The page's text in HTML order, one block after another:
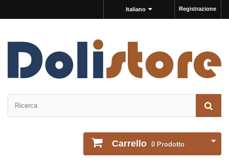
Registrazione
Italiano
Carrello 0 Prodotto